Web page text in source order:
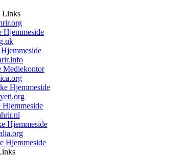
Links
Hjemmeside
Mediekontor
Hjemmeside
Hjemmeside
Hjemmeside
Hjemmeside